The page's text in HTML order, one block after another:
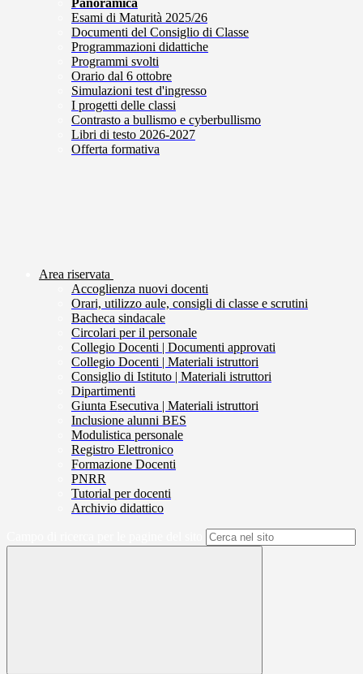
Panoramica
Esami di Maturità 2025/26
Documenti del Consiglio di Classe
Programmazioni didattiche
Programmi svolti
Orario dal 6 ottobre
Simulazioni test d'ingresso
I progetti delle classi
Contrasto a bullismo e cyberbullismo
Libri di testo 2026-2027
Offerta formativa
Area riservata
Accoglienza nuovi docenti
Orari, utilizzo aule, consigli di classe e scrutini
Bacheca sindacale
Circolari per il personale
Collegio Docenti | Documenti approvati
Collegio Docenti | Materiali istruttori
Consiglio di Istituto | Materiali istruttori
Dipartimenti
Giunta Esecutiva | Materiali istruttori
Inclusione alunni BES
Modulistica personale
Registro Elettronico
Formazione Docenti
PNRR
Tutorial per docenti
Archivio didattico